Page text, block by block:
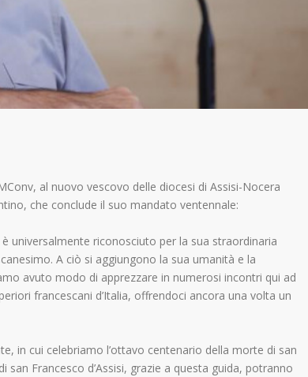
al nuovo vescovo delle diocesi di Assisi-Nocera
che conclude il suo mandato ventennale:
universalmente riconosciuto per la sua straordinaria
A ciò si aggiungono la sua umanità e la
avuto modo di apprezzare in numerosi incontri qui ad
francescani d’Italia, offrendoci ancora una volta un
in cui celebriamo l’ottavo centenario della morte di san
Francesco d’Assisi, grazie a questa guida, potranno